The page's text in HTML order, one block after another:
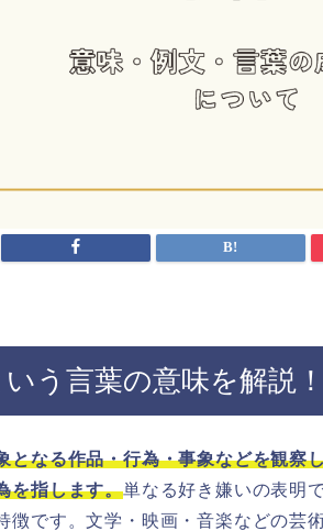
いう言葉の意味を解説！
となる作品・行為・事象などを観察
を指します。単なる好き嫌いの表明
徴です。文学・映画・音楽などの芸